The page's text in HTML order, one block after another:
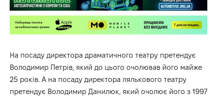
На посаду директора драматичного театру претендує
Володимир Петрів, який до цього очолював його майже
25 років. А на посаду директора лялькового театру
претендує Володимир Данилюк, який очолює його з 1997